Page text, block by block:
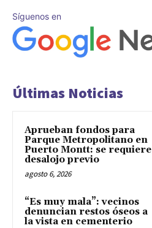
Síguenos en
Últimas Noticias
Aprueban fondos para
Parque Metropolitano en
Puerto Montt: se requiere
desalojo previo
agosto 6, 2026
“Es muy mala”: vecinos
denuncian restos óseos a
la vista en cementerio